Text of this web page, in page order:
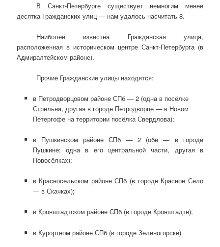
В Санкт-Петербурге существует немногим менее
десятка Гражданских улиц — нам удалось насчитать 8.
Наиболее известна Гражданская улица,
расположенная в историческом центре Санкт-Петербурга (в
Адмиралтейском районе).
Прочие Гражданские улицы находятся:
в Петродворцовом районе СПб — 2 (одна в посёлке
Стрельна, другая в городе Петродворце — в Новом
Петергофе на территории посёлка Свердлова);
в Пушкинском районе СПб — 2 (обе — в городе
Пушкине; одна в его центральной части, другая в
Новосёлках);
в Красносельском районе СПб (в городе Красное Село
— в Скачках);
в Кронштадтском районе СПб (в городе Кронштадте);
в Курортном районе СПб (в городе Зеленогорске).